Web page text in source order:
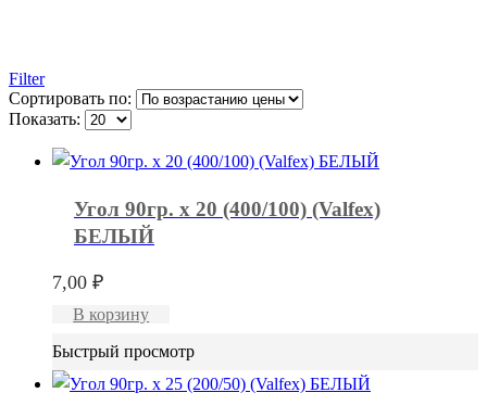
Filter
Сортировать по:
Показать:
Угол 90гр. x 20 (400/100) (Valfex)
БЕЛЫЙ
7,00₽
В корзину
Быстрый просмотр